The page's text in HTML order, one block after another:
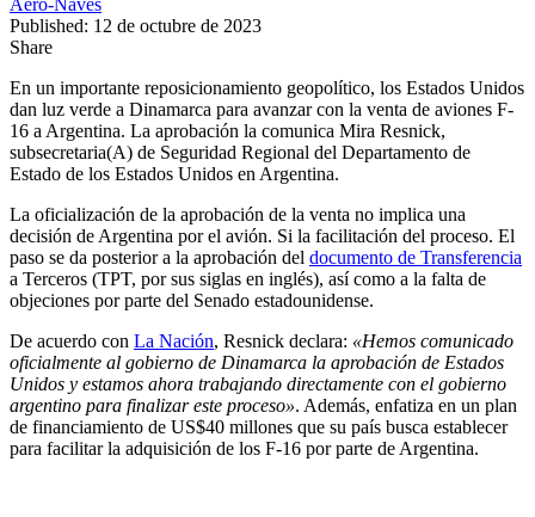
Published: 12 de octubre de 2023
Share
En un importante reposicionamiento geopolítico, los Estados Unidos
dan luz verde a Dinamarca para avanzar con la venta de aviones F-
16 a Argentina. La aprobación la comunica Mira Resnick,
subsecretaria(A) de Seguridad Regional del Departamento de
Estado de los Estados Unidos en Argentina.
La oficialización de la aprobación de la venta no implica una
decisión de Argentina por el avión. Si la facilitación del proceso. El
paso se da posterior a la aprobación del documento de Transferencia
a Terceros (TPT, por sus siglas en inglés), así como a la falta de
objeciones por parte del Senado estadounidense.
De acuerdo con La Nación, Resnick declara: «Hemos comunicado
oficialmente al gobierno de Dinamarca la aprobación de Estados
Unidos y estamos ahora trabajando directamente con el gobierno
argentino para finalizar este proceso». Además, enfatiza en un plan
de financiamiento de US$40 millones que su país busca establecer
para facilitar la adquisición de los F-16 por parte de Argentina.